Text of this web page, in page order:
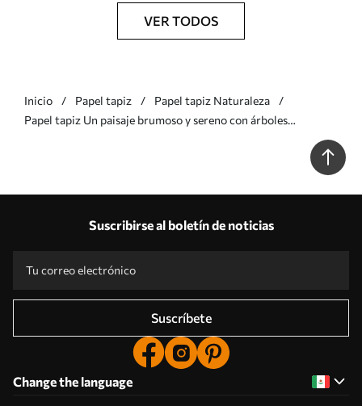
VER TODOS
Inicio Papel tapiz
Papel tapiz Naturaleza
Papel tapiz Un paisaje brumoso y sereno con árboles
Suscribirse al boletín de noticias
Suscríbete
Change the language